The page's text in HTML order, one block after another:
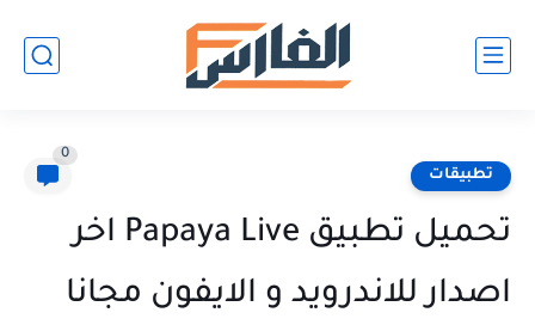
تطبيقات
0
تحميل تطبيق Papaya Live اخر
اصدار للاندرويد و الايفون مجانا